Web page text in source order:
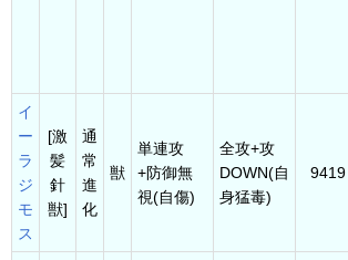
イ
ー
ラ
ジ
モ
ス
[激
髪
針
獣]
通
常
進
化
獣
単連攻
+防御無
視(自傷)
全攻+攻
DOWN(自
身猛毒)
9419